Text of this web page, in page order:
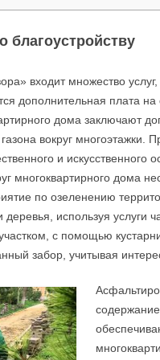
благоустройству
входит множество
дополнительная плата
дома заключают
вокруг многоэтажки.
и искусственного
многоквартирного дома
по озеленению
деревья, используя услуги
с помощью
забор, учитывая